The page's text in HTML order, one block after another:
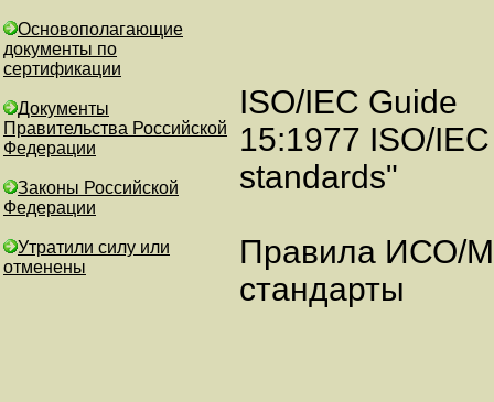
Основополагающие
документы по
сертификации
Документы
Правительства Российской
Федерации
Законы Российской
Федерации
Утратили силу или
отменены
ISO/IEC Guide
15:1977 ISO/
standards"
Правила ИСО/
стандарты